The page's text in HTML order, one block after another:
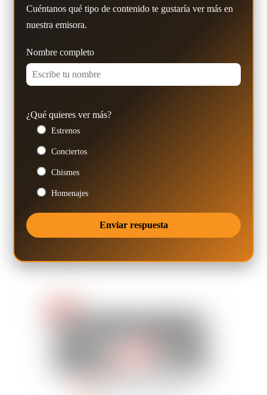
Cuéntanos qué tipo de contenido te gustaría ver más en
nuestra emisora.
Nombre completo
¿Qué quieres ver más?
Estrenos
Conciertos
Chismes
Homenajes